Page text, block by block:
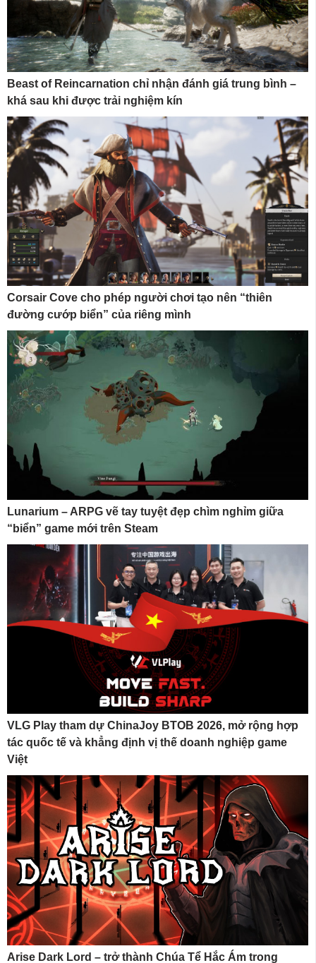
Beast of Reincarnation chỉ nhận đánh giá trung bình –
khá sau khi được trải nghiệm kín
Corsair Cove cho phép người chơi tạo nên “thiên
đường cướp biển” của riêng mình
Lunarium – ARPG vẽ tay tuyệt đẹp chìm nghỉm giữa
“biển” game mới trên Steam
VLG Play tham dự ChinaJoy BTOB 2026, mở rộng hợp
tác quốc tế và khẳng định vị thế doanh nghiệp game
Việt
Arise Dark Lord – trở thành Chúa Tể Hắc Ám trong